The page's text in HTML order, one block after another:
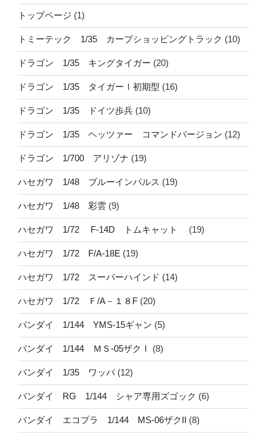
トップページ (1)
トミーテック 1/35 カープショッピングトラック (10)
ドラゴン 1/35 キングタイガー (20)
ドラゴン 1/35 タイガーⅠ初期型 (16)
ドラゴン 1/35 ドイツ歩兵 (10)
ドラゴン 1/35 ヘッツァー コマンドバージョン (12)
ドラゴン 1/700 アリゾナ (19)
ハセガワ 1/48 ブルーインパルス (19)
ハセガワ 1/48 彩雲 (9)
ハセガワ 1/72 F-14D トムキャット (19)
ハセガワ 1/72 F/A-18E (19)
ハセガワ 1/72 スーパーハインド (14)
ハセガワ 1/72 Ｆ/A－１８F (20)
バンダイ 1/144 YMS-15ギャン (5)
バンダイ 1/144 ＭＳ-05ザクⅠ (8)
バンダイ 1/35 ワッパ(12)
バンダイ RG 1/144 シャア専用ズゴック (6)
バンダイ エコプラ 1/144 MS-06ザクII (8)